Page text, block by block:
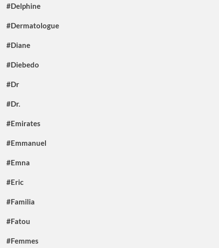
#Delphine
#Dermatologue
#Diane
#Diebedo
#Dr
#Dr.
#Emirates
#Emmanuel
#Emna
#Eric
#Familia
#Fatou
#Femmes